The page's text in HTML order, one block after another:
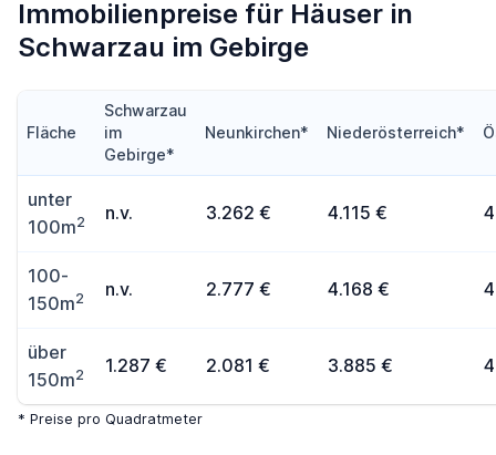
Immobilienpreise für Häuser in
Schwarzau im Gebirge
Fläche
Schwarzau
im
Gebirge*
Neunkirchen* Niederösterreich*
unter
100m2 n.v. 3.262 € 4.115 €
100-
150m2 n.v. 2.777 € 4.168 €
über
150m2 1.287 € 2.081 € 3.885 €
* Preise pro Quadratmeter